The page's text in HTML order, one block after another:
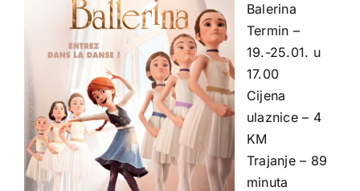
Balerina
Termin –
19.-25.01. u
17.00
Cijena
ulaznice – 4
KM
Trajanje – 89
minuta